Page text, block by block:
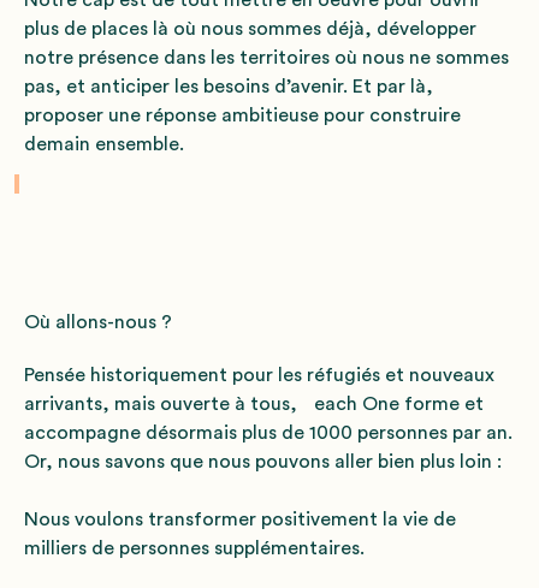
plus de places là où nous sommes déjà, développer
notre présence dans les territoires où nous ne sommes
pas, et anticiper les besoins d’avenir. Et par là,
proposer une réponse ambitieuse pour construire
demain ensemble.
Où allons-nous ?
Pensée historiquement pour les réfugiés et nouveaux
arrivants, mais ouverte à tous, each One forme et
accompagne désormais plus de 1000 personnes par an.
Or, nous savons que nous pouvons aller bien plus loin :
Nous voulons transformer positivement la vie de
milliers de personnes supplémentaires.